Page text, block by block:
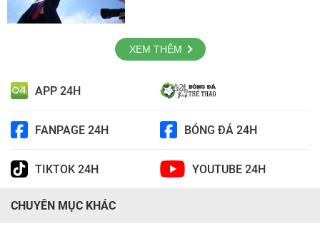
XEM THÊM
APP 24H
FANPAGE 24H BÓNG ĐÁ 24H
TIKTOK 24H YOUTUBE 24H
CHUYÊN MỤC KHÁC